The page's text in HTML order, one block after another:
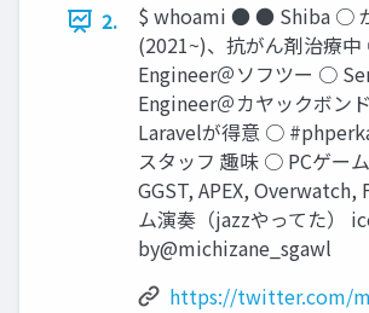
2.
$ whoami ● ● Shiba ○
(2021~)、抗がん剤治療
Engineer＠ソフツー ○
Engineer＠カヤックボン
Laravelが得意 ○
スタッフ 趣味 ○ PCゲー
GGST, APEX,
ム演奏（jazzやってた）
by@michizane_sgawl
https://twitter.com/